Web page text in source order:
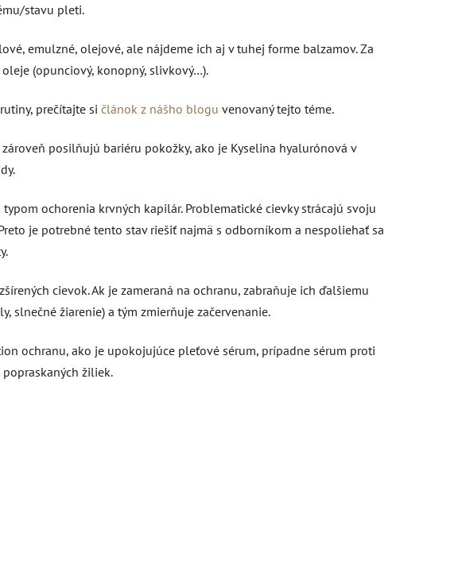
stavu pleti.
emulzné, olejové, ale nájdeme ich aj v tuhej forme balzamov. Za
(opunciový, konopný, slivkový…).
prečítajte si článok z nášho blogu venovaný tejto téme.
posilňujú bariéru pokožky, ako je Kyselina hyalurónová v
ochorenia krvných kapilár. Problematické cievky strácajú svoju
je potrebné tento stav riešiť najmä s odborníkom a nespoliehať sa
cievok. Ak je zameraná na ochranu, zabraňuje ich ďalšiemu
slnečné žiarenie) a tým zmierňuje začervenanie.
ochranu, ako je upokojujúce pleťové sérum, prípadne sérum proti
žiliek.